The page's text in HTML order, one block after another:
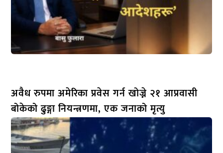
अवैध रुपमा अमेरिका प्रवेस गर्न खोज्ने २१ आप्रवासी
बोकेको ढुङ्गा नियन्त्रणमा, एक जनाको मृत्यु